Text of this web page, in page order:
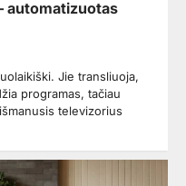
automatizuotas
Jie transliuoja,
programas, tačiau
televizorius